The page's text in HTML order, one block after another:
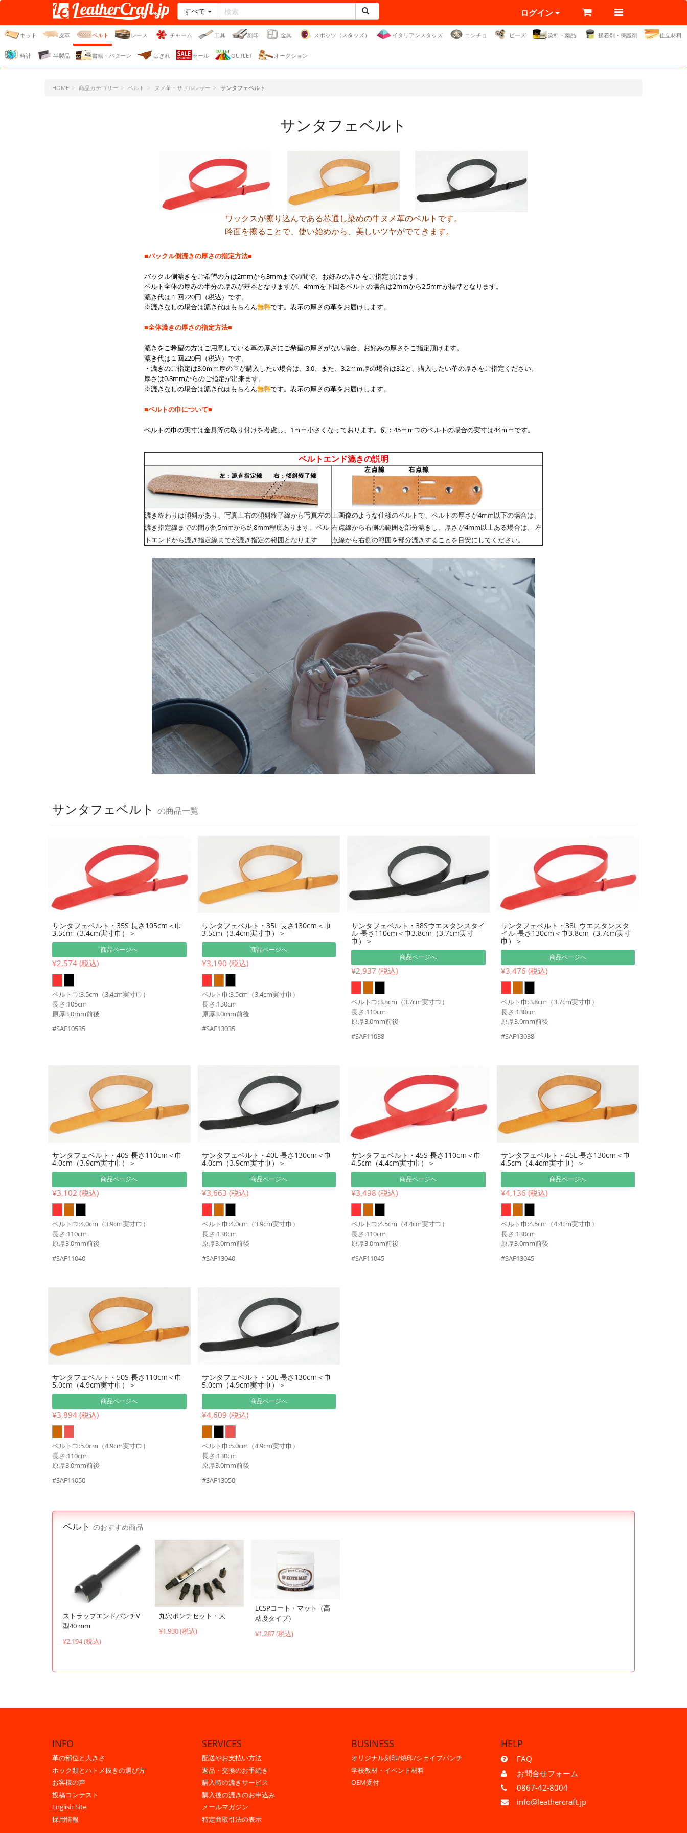
レザークラフト・ドット・
ジェーピー
すべて ログイン
キット 皮革 ベルト レース チャーム 工具 刻印 金具 スポッツ（スタッズ） イタリアンスタッズ コンチョ ビーズ 染料・薬品 接着剤・保護剤 仕立材料
時計 半製品 書籍・パターン はぎれ セール OUTLET オークション
HOME 商品カテゴリー ベルト ヌメ革・サドルレザー サンタフェベルト
サンタフェベルト
ワックスが擦り込んである芯通し染めの牛ヌメ革のベルトです。
吟面を擦ることで、使い始めから、美しいツヤがでてきます。
■バックル側漉きの厚さの指定方法■
バックル側漉きをご希望の方は2mmから3mmまでの間で、お好みの厚さをご指定頂けます。
ベルト全体の厚みの半分の厚みが基本となりますが、4mmを下回るベルトの場合は2mmから2.5mmが標準となります。
漉き代は１回220円（税込）です。
※漉きなしの場合は漉き代はもちろん無料です。表示の厚さの革をお届けします。
■全体漉きの厚さの指定方法■
漉きをご希望の方はご用意している革の厚さにご希望の厚さがない場合、お好みの厚さをご指定頂けます。
漉き代は１回220円（税込）です。
・漉きのご指定は3.0ｍｍ厚の革が購入したい場合は、3.0、また、3.2ｍｍ厚の場合は3.2と、購入したい革の厚さをご指定ください。
厚さは0.8mmからのご指定が出来ます。
※漉きなしの場合は漉き代はもちろん無料です。表示の厚さの革をお届けします。
■ベルトの巾について■
ベルトの巾の実寸は金具等の取り付けを考慮し、1ｍｍ小さくなっております。例：45ｍｍ巾のベルトの場合の実寸は44ｍｍです。
ベルトエンド漉きの説明
漉き終わりは傾斜があり、写真上右の傾斜終了線から写真左の
漉き指定線までの間が約5mmから約8mm程度あります。ベル
トエンドから漉き指定線までが漉き指定の範囲となります
上画像のような仕様のベルトで、ベルトの厚さが4mm以下の場合は、
右点線から右側の範囲を部分漉きし、厚さが4mm以上ある場合は、 左
点線から右側の範囲を部分漉きすることを目安にしてください。
サンタフェベルト の商品一覧
サンタフェベルト・35S 長さ105cm＜巾
3.5cm（3.4cm実寸巾）＞
商品ページへ
¥2,574 (税込)
ベルト巾:3.5cm（3.4cm実寸巾）
長さ:105cm
原厚3.0mm前後
#SAF10535
サンタフェベルト・35L 長さ130cm＜巾
3.5cm（3.4cm実寸巾）＞
商品ページへ
¥3,190 (税込)
ベルト巾:3.5cm（3.4cm実寸巾）
長さ:130cm
原厚3.0mm前後
#SAF13035
サンタフェベルト・38Sウエスタンスタイ
ル 長さ110cm＜巾3.8cm（3.7cm実寸
巾）＞
商品ページへ
¥2,937 (税込)
ベルト巾:3.8cm（3.7cm実寸巾）
長さ:110cm
原厚3.0mm前後
#SAF11038
サンタフェベルト・38L ウエスタンスタ
イル 長さ130cm＜巾3.8cm（3.7cm実寸
巾）＞
商品ページへ
¥3,476 (税込)
ベルト巾:3.8cm（3.7cm実寸巾）
長さ:130cm
原厚3.0mm前後
#SAF13038
サンタフェベルト・40S 長さ110cm＜巾
4.0cm（3.9cm実寸巾）＞
商品ページへ
¥3,102 (税込)
ベルト巾:4.0cm（3.9cm実寸巾）
長さ:110cm
原厚3.0mm前後
#SAF11040
サンタフェベルト・40L 長さ130cm＜巾
4.0cm（3.9cm実寸巾）＞
商品ページへ
¥3,663 (税込)
ベルト巾:4.0cm（3.9cm実寸巾）
長さ:130cm
原厚3.0mm前後
#SAF13040
サンタフェベルト・45S 長さ110cm＜巾
4.5cm（4.4cm実寸巾）＞
商品ページへ
¥3,498 (税込)
ベルト巾:4.5cm（4.4cm実寸巾）
長さ:110cm
原厚3.0mm前後
#SAF11045
サンタフェベルト・45L 長さ130cm＜巾
4.5cm（4.4cm実寸巾）＞
商品ページへ
¥4,136 (税込)
ベルト巾:4.5cm（4.4cm実寸巾）
長さ:130cm
原厚3.0mm前後
#SAF13045
サンタフェベルト・50S 長さ110cm＜巾
5.0cm（4.9cm実寸巾）＞
商品ページへ
¥3,894 (税込)
ベルト巾:5.0cm（4.9cm実寸巾）
長さ:110cm
原厚3.0mm前後
#SAF11050
サンタフェベルト・50L 長さ130cm＜巾
5.0cm（4.9cm実寸巾）＞
商品ページへ
¥4,609 (税込)
ベルト巾:5.0cm（4.9cm実寸巾）
長さ:130cm
原厚3.0mm前後
#SAF13050
ベルト のおすすめ商品
ストラップエンドパンチV
型40 mm
¥2,194 (税込)
丸穴ポンチセット・大
¥1,930 (税込)
LCSPコート・マット（高
粘度タイプ）
¥1,287 (税込)
INFO
革の部位と大きさ
ホック類とハトメ抜きの選び方
お客様の声
投稿コンテスト
English Site
採用情報
SERVICES
配送やお支払い方法
返品・交換のお手続き
購入時の漉きサービス
購入後の漉きのお申込み
メールマガジン
特定商取引法の表示
BUSINESS
オリジナル刻印/焼印/シェイプパンチ
学校教材・イベント材料
OEM受付
HELP
FAQ
お問合せフォーム
0867-42-8004
info@leathercraft.jp